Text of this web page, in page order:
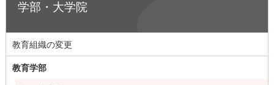
学部・大学院
教育組織の変更
教育学部